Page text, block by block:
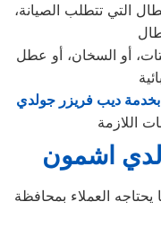
التي تتطلب الصيانة،
أو السخان، أو عطل
بخدمة ديب فريزر جولدي
اشمون
العملاء بمحافظة